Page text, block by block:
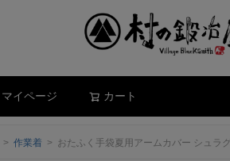
マイページ カート
作業着 おたふく手袋夏用アームカバー シュラ